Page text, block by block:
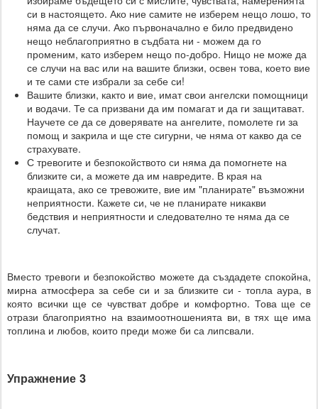
си в настоящето. Ако ние самите не изберем нещо лошо, то
няма да се случи. Ако първоначално е било предвидено
нещо неблагоприятно в съдбата ни - можем да го
променим, като изберем нещо по-добро. Нищо не може да
се случи на вас или на вашите близки, освен това, което вие
и те сами сте избрали за себе си!
Вашите близки, както и вие, имат свои ангелски помощници
и водачи. Те са призвани да им помагат и да ги защитават.
Научете се да се доверявате на ангелите, помолете ги за
помощ и закрила и ще сте сигурни, че няма от какво да се
страхувате.
С тревогите и безпокойството си няма да помогнете на
близките си, а можете да им навредите. В края на
краищата, ако се тревожите, вие им "планирате" възможни
неприятности. Кажете си, че не планирате никакви
бедствия и неприятности и следователно те няма да се
случат.
Вместо тревоги и безпокойство можете да създадете спокойна,
мирна атмосфера за себе си и за близките си - топла аура, в
която всички ще се чувстват добре и комфортно. Това ще се
отрази благоприятно на взаимоотношенията ви, в тях ще има
топлина и любов, които преди може би са липсвали.
Упражнение 3